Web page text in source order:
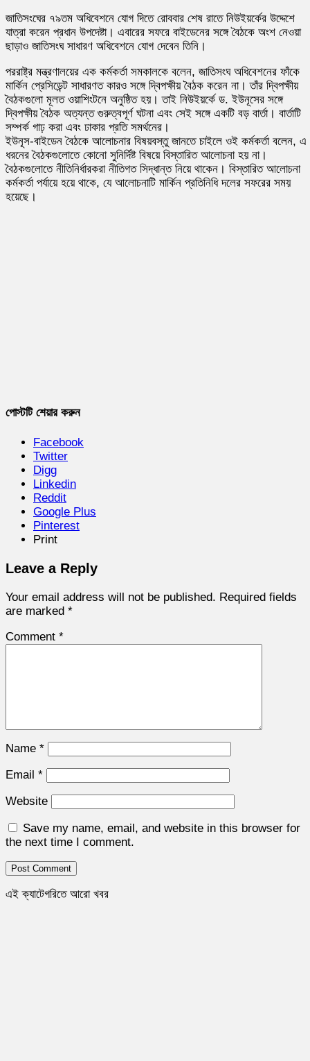
জাতিসংঘের ৭৯তম অধিবেশনে যোগ দিতে রোববার শেষ রাতে নিউইয়র্কের উদ্দেশে
যাত্রা করেন প্রধান উপদেষ্টা। এবারের সফরে বাইডেনের সঙ্গে বৈঠকে অংশ নেওয়া
ছাড়াও জাতিসংঘ সাধারণ অধিবেশনে যোগ দেবেন তিনি।
পররাষ্ট্র মন্ত্রণালয়ের এক কর্মকর্তা সমকালকে বলেন, জাতিসংঘ অধিবেশনের ফাঁকে
মার্কিন প্রেসিডেন্ট সাধারণত কারও সঙ্গে দ্বিপক্ষীয় বৈঠক করেন না। তাঁর দ্বিপক্ষীয়
বৈঠকগুলো মূলত ওয়াশিংটনে অনুষ্ঠিত হয়। তাই নিউইয়র্কে ড. ইউনূসের সঙ্গে
দ্বিপক্ষীয় বৈঠক অত্যন্ত গুরুত্বপূর্ণ ঘটনা এবং সেই সঙ্গে একটি বড় বার্তা। বার্তাটি
সম্পর্ক গাঢ় করা এবং ঢাকার প্রতি সমর্থনের।
ইউনূস-বাইডেন বৈঠকে আলোচনার বিষয়বস্তু জানতে চাইলে ওই কর্মকর্তা বলেন, এ
ধরনের বৈঠকগুলোতে কোনো সুনির্দিষ্ট বিষয়ে বিস্তারিত আলোচনা হয় না।
বৈঠকগুলোতে নীতিনির্ধারকরা নীতিগত সিদ্ধান্ত নিয়ে থাকেন। বিস্তারিত আলোচনা
কর্মকর্তা পর্যায়ে হয়ে থাকে, যে আলোচনাটি মার্কিন প্রতিনিধি দলের সফরের সময়
হয়েছে।
পোস্টটি শেয়ার করুন
Facebook
Twitter
Digg
Linkedin
Reddit
Google Plus
Pinterest
Print
Leave a Reply
Your email address will not be published. Required fields
are marked *
Comment *
Name *
Email *
Website
Save my name, email, and website in this browser for
the next time I comment.
এই ক্যাটেগরিতে আরো খবর